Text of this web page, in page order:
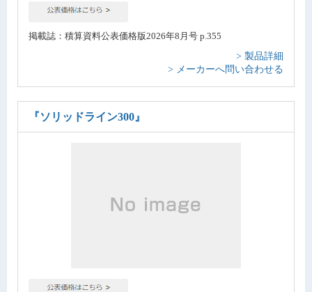
掲載誌：積算資料公表価格版2026年8月号 p.355
> 製品詳細
> メーカーへ問い合わせる
『ソリッドライン300』